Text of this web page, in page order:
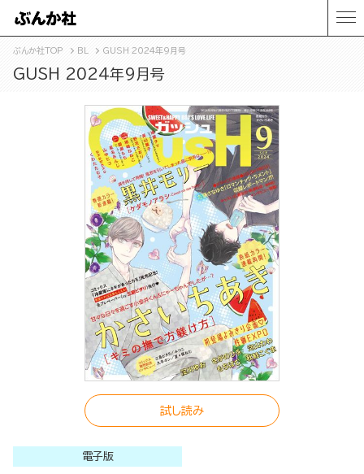
ぶんか社TOP BL GUSH 2024年9月号
GUSH 2024年9月号
試し読み
電子版